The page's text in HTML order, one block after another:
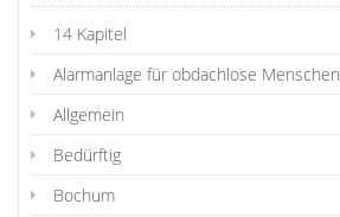
14 Kapitel
Alarmanlage für obdachlose Menschen
Allgemein
Bedürftig
Bochum